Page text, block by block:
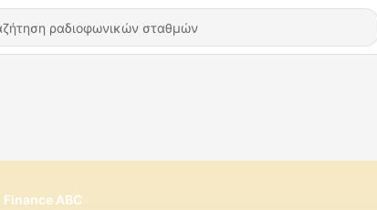
Finance ABC